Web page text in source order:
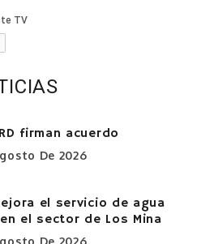
firman acuerdo
De 2026
el servicio de agua
el sector de Los Mina
De 2026